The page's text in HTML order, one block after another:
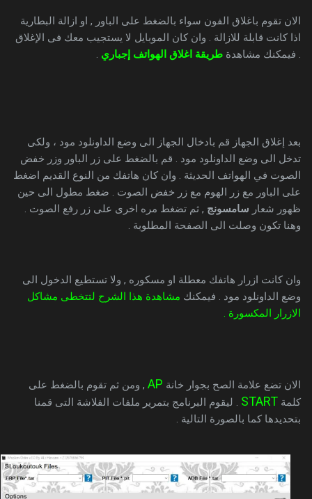
الان تقوم باغلاق الفون سواء بالضغط على الباور , او ازالة البطارية
اذا كانت قابلة للازالة . وان كان الموبايل لا يستجيب معك فى الإغلاق
. فيمكنك مشاهدة طريقة اغلاق الهواتف إجباري .
بعد إغلاق الجهاز قم بادخال الجهاز الى وضع الداونلود مود ، ولكى
تدخل الى وضع الداونلود مود . قم بالضغط على زر الباور وزر خفض
الصوت في الهواتف الحديثة . وان كان هاتفك من النوع القديم اضغط
على الباور مع زر الهوم مع زر خفض الصوت . ضغط مطول الى حين
ظهور شعارسامسونج, ثم تضغط مره اخرى على زر رفع الصوت .
وهنا تكون وصلت الى الصفحة المطلوبة .
وان كانت ازرار هاتفك معطلة او مسكوره , ولا تستطيع الدخول الى
وضع الداونلود مود . فيمكنك مشاهدة هذا الشرح لتتخطى مشاكل
الازرار المكسورة.
الان تضع علامة الصح بجوار خانة AP, ومن ثم تقوم بالضغط على
كلمةSTART . ليقوم البرنامج بتمرير ملفات الفلاشة التى قمنا
بتحديدها كما بالصورة التالية .